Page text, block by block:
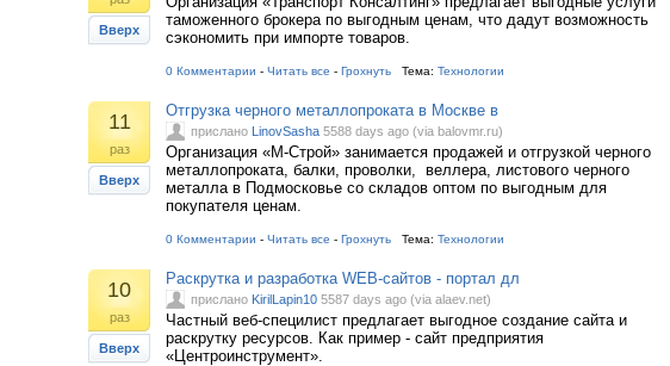
Вверх
таможенного брокера по выгодным ценам, что дадут возможность
сэкономить при импорте товаров.
0 Комментарии - Читать все - Грохнуть Тема: Технологии
11
раз
Вверх
Отгрузка черного металлопроката в Москве в
прислано LinovSasha 5588 days ago (via balovmr.ru)
Организация «М-Строй» занимается продажей и отгрузкой черного
металлопроката, балки, проволки, веллера, листового черного
металла в Подмосковье со складов оптом по выгодным для
покупателя ценам.
0 Комментарии - Читать все - Грохнуть Тема: Технологии
10
раз
Вверх
Раскрутка и разработка WEB-сайтов - портал дл
прислано KirilLapin10 5587 days ago (via alaev.net)
Частный веб-специлист предлагает выгодное создание сайта и
раскрутку ресурсов. Как пример - сайт предприятия
«Центроинструмент».